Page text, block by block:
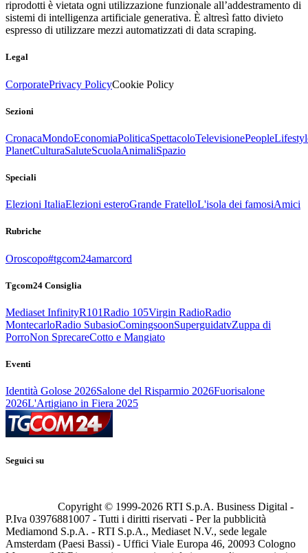
riprodotti è vietata ogni utilizzazione funzionale all’addestramento di
sistemi di intelligenza artificiale generativa. È altresì fatto divieto
espresso di utilizzare mezzi automatizzati di data scraping.
Legal
CorporatePrivacy PolicyCookie Policy
Sezioni
CronacaMondoEconomiaPoliticaSpettacoloTelevisionePeople
PlanetCulturaSaluteScuolaAnimaliSpazio
Speciali
Elezioni ItaliaElezioni esteroGrande FratelloL'isola dei famosiAmici
Rubriche
Oroscopo#tgcom24amarcord
Tgcom24 Consiglia
Mediaset InfinityR101Radio 105Virgin RadioRadio
MontecarloRadio SubasioComingsoonSuperguidatvZuppa di
PorroNon SprecareCotto e Mangiato
Eventi
Identità Golose 2026Salone del Risparmio 2026Fuorisalone
2026L'Artigiano in Fiera 2025
Seguici su
Copyright © 1999-2026 RTI S.p.A. Business Digital -
P.Iva 03976881007 - Tutti i diritti riservati - Per la pubblicità
Mediamond S.p.A. - RTI S.p.A., Mediaset N.V., sede legale
Amsterdam (Paesi Bassi) - Uffici Viale Europa 46, 20093 Cologno